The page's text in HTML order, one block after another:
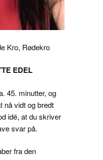
Kro, Rødekro
EDEL
45. minutter, og
nå vidt og bredt
idé, at du skriver
svar på.
fra den